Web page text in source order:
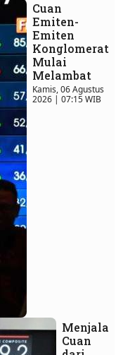
Cuan
Emiten-
Emiten
Konglomerat
Mulai
Melambat
Kamis, 06 Agustus
2026 | 07:15 WIB
Menjala
Cuan